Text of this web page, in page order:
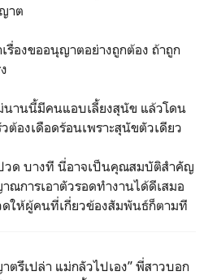
าต
องขออนุญาตอย่างถูกต้อง ถ้าถูก
นานนี้มีคนแอบเลี้ยงสุนัข แล้วโดน
องเดือดร้อนเพราะสุนัขตัวเดียว
วด บางที นี่อาจเป็นคุณสมบัติสำคัญ
ณการเอาตัวรอดทำงานได้ดีเสมอ
ดให้ผู้คนที่เกี่ยวข้องสัมพันธ์ก็ตามที
ตรึเปล่า แม่กลัวไปเอง” พี่สาวบอก